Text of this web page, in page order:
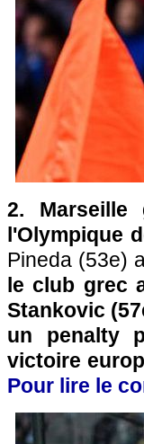
2.
l'Olympique
Pineda (53e)
le club grec
Stankovic
un penalty
victoire
Pour lire le